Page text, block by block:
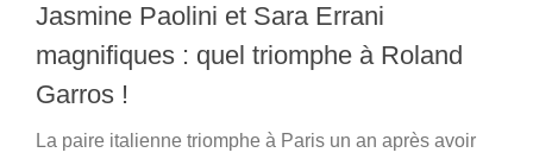
Jasmine Paolini et Sara Errani
magnifiques : quel triomphe à Roland
Garros !
La paire italienne triomphe à Paris un an après avoir